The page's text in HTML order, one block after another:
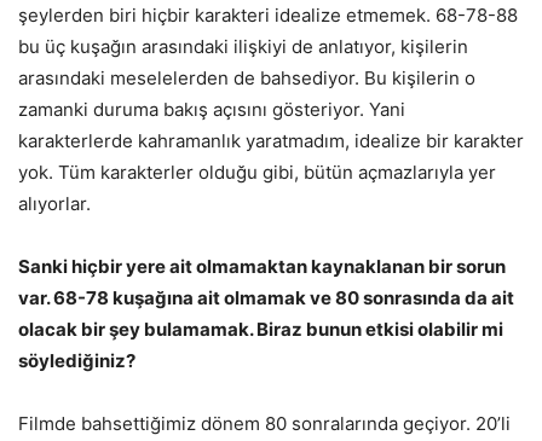
şeylerden biri hiçbir karakteri idealize etmemek. 68-78-88
bu üç kuşağın arasındaki ilişkiyi de anlatıyor, kişilerin
arasındaki meselelerden de bahsediyor. Bu kişilerin o
zamanki duruma bakış açısını gösteriyor. Yani
karakterlerde kahramanlık yaratmadım, idealize bir karakter
yok. Tüm karakterler olduğu gibi, bütün açmazlarıyla yer
alıyorlar.
Sanki hiçbir yere ait olmamaktan kaynaklanan bir sorun
var. 68-78 kuşağına ait olmamak ve 80 sonrasında da ait
olacak bir şey bulamamak. Biraz bunun etkisi olabilir mi
söylediğiniz?
Filmde bahsettiğimiz dönem 80 sonralarında geçiyor. 20’li